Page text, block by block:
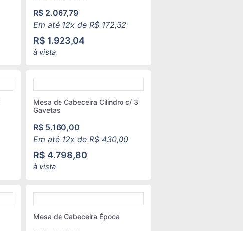
R$ 2.067,79
Em até 12x deR$ 172,32
R$ 1.923,04
à vista
Mesa de Cabeceira Cilindro c/ 3
Gavetas
R$ 5.160,00
Em até 12x deR$ 430,00
R$ 4.798,80
à vista
Mesa de Cabeceira Época